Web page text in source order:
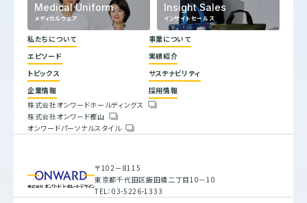
Medical Uniform
メディカルウェア
Insight Sales
インサイトセールス
〒102－8115
東京都千代田区飯田橋二丁目10－10
TEL：03-5226-1333
私たちについて
代表メッセージ
企業理念
ヒストリー
事業について
エピソード
実績紹介
トピックス
サステナビリティ
トップコミットメント
企業情報
会社概要
人権方針
調達指針
採用情報
株式会社オンワードホールディングス
株式会社オンワード樫山
オンワードパーソナルスタイル